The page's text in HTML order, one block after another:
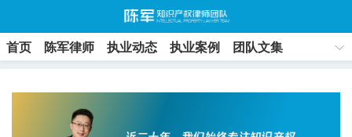
首页 陈军律师 执业动态 执业案例
团队文集